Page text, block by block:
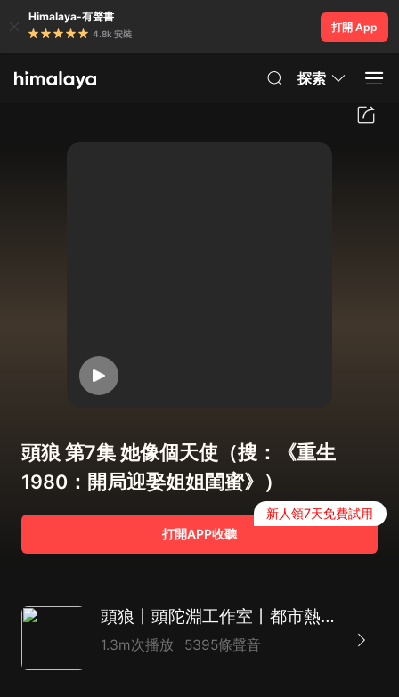
Himalaya-有聲書
4.8k 安裝
打開 App
探索
頭狼 第7集 她像個天使（搜：《重生
1980：開局迎娶姐姐閨蜜》）
打開APP收聽
新人領7天免費試用
頭狼丨頭陀淵工作室丨都市熱血爽文丨多人有聲劇
1.3m次播放 5395條聲音